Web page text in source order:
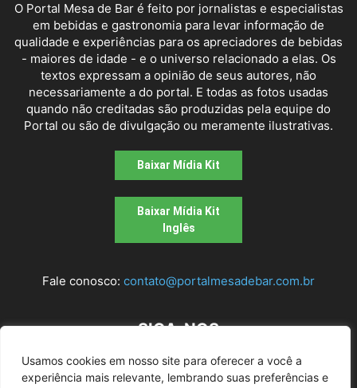
Usamos cookies em nosso site para oferecer a você a
experiência mais relevante, lembrando suas preferências e
O Portal Mesa de Bar é feito por jornalistas e especialistas
em bebidas e gastronomia para levar informação de
qualidade e experiências para os apreciadores de bebidas
- maiores de idade - e o universo relacionado a elas. Os
textos expressam a opinião de seus autores, não
necessariamente a do portal. E todas as fotos usadas
quando não creditadas são produzidas pela equipe do
Portal ou são de divulgação ou meramente ilustrativas.
Baixar Mídia Kit
Baixar Mídia Kit
Inglês
Fale conosco: contato@portalmesadebar.com.br
SIGA-NOS